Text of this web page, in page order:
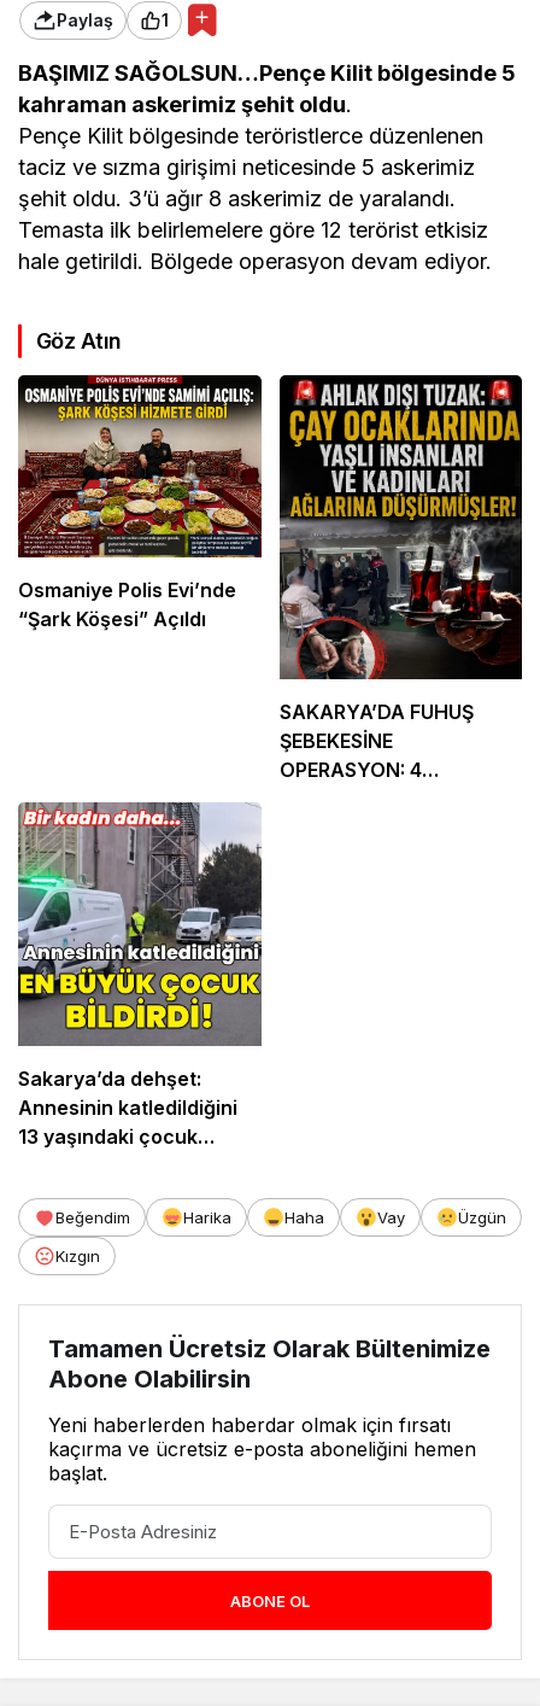
Paylaş 1
BAŞIMIZ SAĞOLSUN…Pençe Kilit bölgesinde 5
kahraman askerimiz şehit oldu.
Pençe Kilit bölgesinde teröristlerce düzenlenen
taciz ve sızma girişimi neticesinde 5 askerimiz
şehit oldu. 3’ü ağır 8 askerimiz de yaralandı.
Temasta ilk belirlemelere göre 12 terörist etkisiz
hale getirildi. Bölgede operasyon devam ediyor.
Göz Atın
Osmaniye Polis Evi’nde
“Şark Köşesi” Açıldı
SAKARYA’DA FUHUŞ
ŞEBEKESİNE
OPERASYON: 4
Sakarya’da dehşet:
Annesinin katledildiğini
13 yaşındaki çocuk
Beğendim Harika Haha Vay
Üzgün
Kızgın
Tamamen Ücretsiz Olarak Bültenimize
Abone Olabilirsin
Yeni haberlerden haberdar olmak için fırsatı
kaçırma ve ücretsiz e-posta aboneliğini hemen
başlat.
ABONE OL